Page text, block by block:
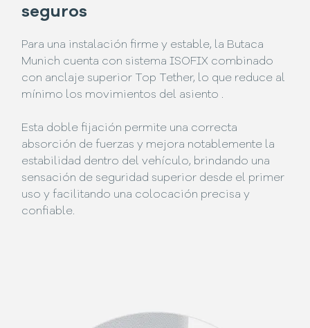
seguros
Para una instalación firme y estable, la Butaca
Munich cuenta con sistema ISOFIX combinado
con anclaje superior Top Tether, lo que reduce al
mínimo los movimientos del asiento .
Esta doble fijación permite una correcta
absorción de fuerzas y mejora notablemente la
estabilidad dentro del vehículo, brindando una
sensación de seguridad superior desde el primer
uso y facilitando una colocación precisa y
confiable.